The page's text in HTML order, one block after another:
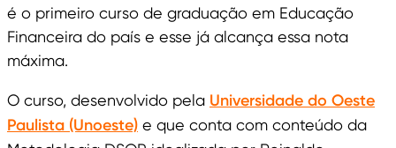
é o primeiro curso de graduação em Educação
Financeira do país e esse já alcança essa nota
máxima.
O curso, desenvolvido pela Universidade do Oeste
Paulista (Unoeste) e que conta com conteúdo da